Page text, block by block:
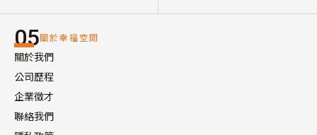
05關於幸福空間
關於我們
公司歷程
企業徵才
聯絡我們